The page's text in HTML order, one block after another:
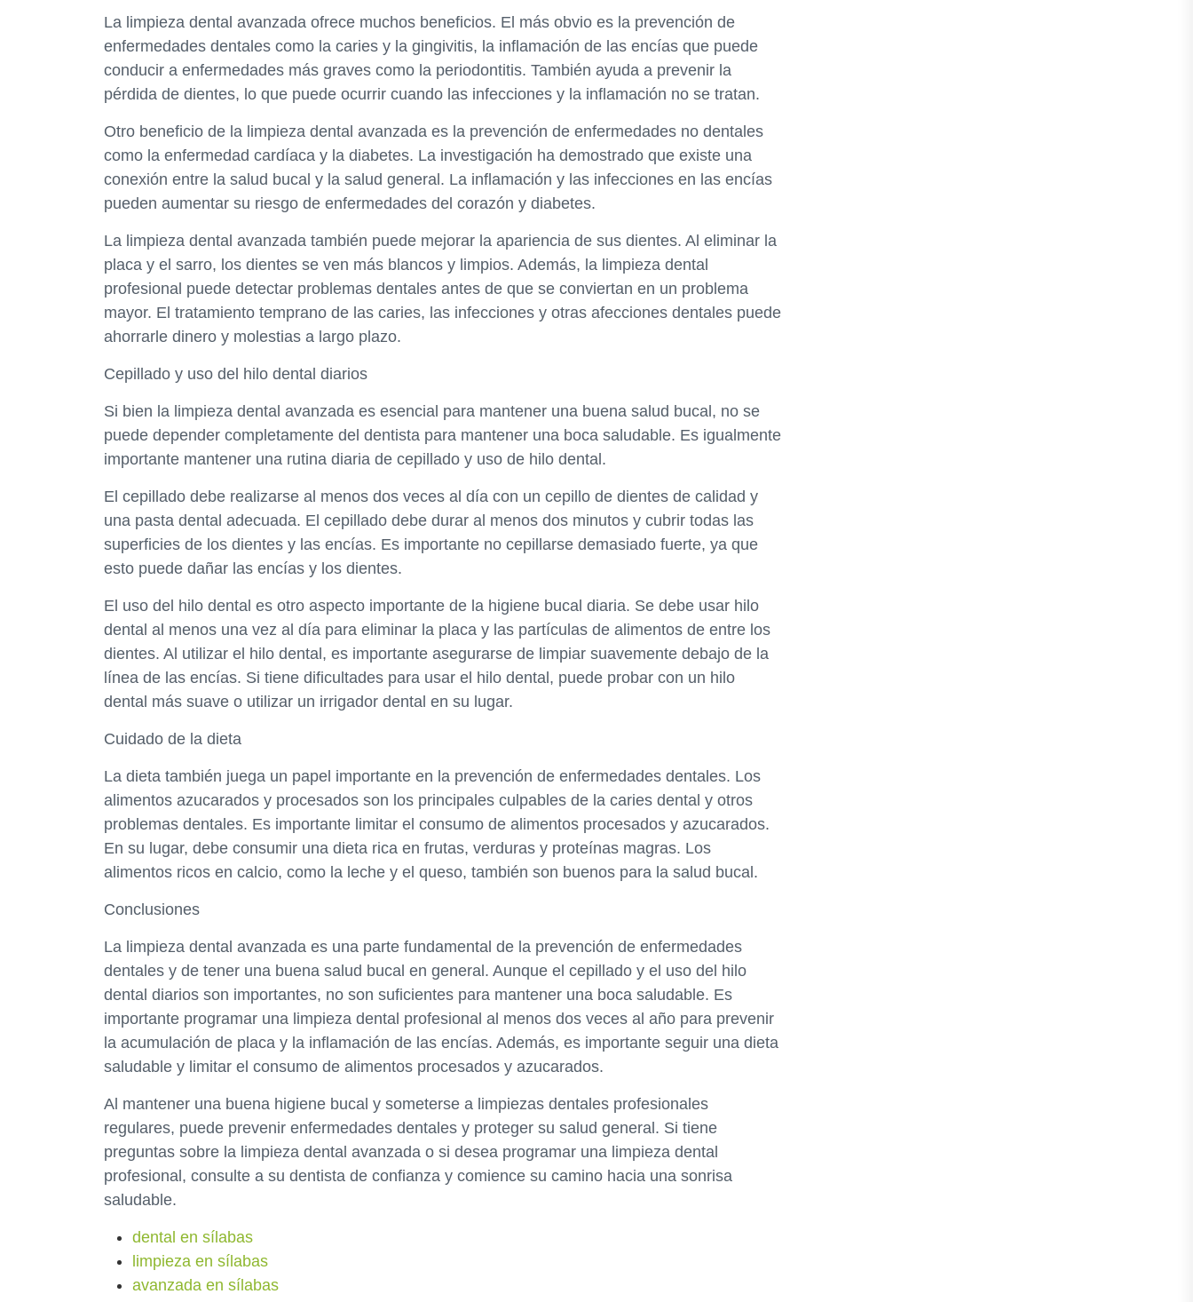
La limpieza dental avanzada ofrece muchos beneficios. El más obvio es la prevención de
enfermedades dentales como la caries y la gingivitis, la inflamación de las encías que puede
conducir a enfermedades más graves como la periodontitis. También ayuda a prevenir la
pérdida de dientes, lo que puede ocurrir cuando las infecciones y la inflamación no se tratan.
Otro beneficio de la limpieza dental avanzada es la prevención de enfermedades no dentales
como la enfermedad cardíaca y la diabetes. La investigación ha demostrado que existe una
conexión entre la salud bucal y la salud general. La inflamación y las infecciones en las encías
pueden aumentar su riesgo de enfermedades del corazón y diabetes.
La limpieza dental avanzada también puede mejorar la apariencia de sus dientes. Al eliminar la
placa y el sarro, los dientes se ven más blancos y limpios. Además, la limpieza dental
profesional puede detectar problemas dentales antes de que se conviertan en un problema
mayor. El tratamiento temprano de las caries, las infecciones y otras afecciones dentales puede
ahorrarle dinero y molestias a largo plazo.
Cepillado y uso del hilo dental diarios
Si bien la limpieza dental avanzada es esencial para mantener una buena salud bucal, no se
puede depender completamente del dentista para mantener una boca saludable. Es igualmente
importante mantener una rutina diaria de cepillado y uso de hilo dental.
El cepillado debe realizarse al menos dos veces al día con un cepillo de dientes de calidad y
una pasta dental adecuada. El cepillado debe durar al menos dos minutos y cubrir todas las
superficies de los dientes y las encías. Es importante no cepillarse demasiado fuerte, ya que
esto puede dañar las encías y los dientes.
El uso del hilo dental es otro aspecto importante de la higiene bucal diaria. Se debe usar hilo
dental al menos una vez al día para eliminar la placa y las partículas de alimentos de entre los
dientes. Al utilizar el hilo dental, es importante asegurarse de limpiar suavemente debajo de la
línea de las encías. Si tiene dificultades para usar el hilo dental, puede probar con un hilo
dental más suave o utilizar un irrigador dental en su lugar.
Cuidado de la dieta
La dieta también juega un papel importante en la prevención de enfermedades dentales. Los
alimentos azucarados y procesados son los principales culpables de la caries dental y otros
problemas dentales. Es importante limitar el consumo de alimentos procesados y azucarados.
En su lugar, debe consumir una dieta rica en frutas, verduras y proteínas magras. Los
alimentos ricos en calcio, como la leche y el queso, también son buenos para la salud bucal.
Conclusiones
La limpieza dental avanzada es una parte fundamental de la prevención de enfermedades
dentales y de tener una buena salud bucal en general. Aunque el cepillado y el uso del hilo
dental diarios son importantes, no son suficientes para mantener una boca saludable. Es
importante programar una limpieza dental profesional al menos dos veces al año para prevenir
la acumulación de placa y la inflamación de las encías. Además, es importante seguir una dieta
saludable y limitar el consumo de alimentos procesados y azucarados.
Al mantener una buena higiene bucal y someterse a limpiezas dentales profesionales
regulares, puede prevenir enfermedades dentales y proteger su salud general. Si tiene
preguntas sobre la limpieza dental avanzada o si desea programar una limpieza dental
profesional, consulte a su dentista de confianza y comience su camino hacia una sonrisa
saludable.
dental en sílabas
limpieza en sílabas
avanzada en sílabas